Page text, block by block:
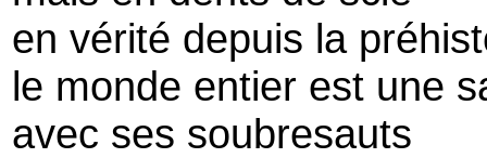
en vérité depuis la
le monde entier est une
avec ses soubresauts